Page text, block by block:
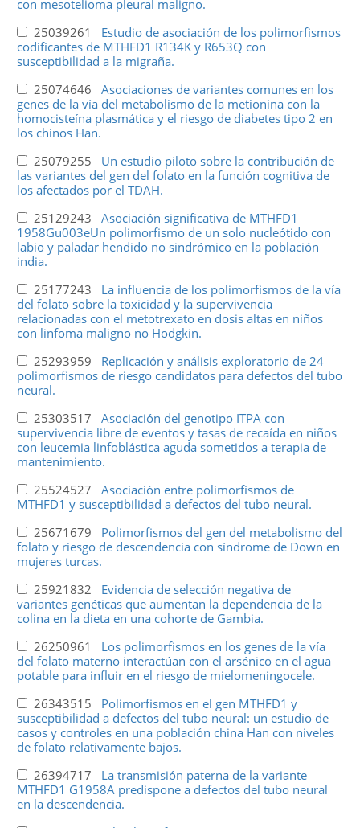
con mesotelioma pleural maligno.
25039261 Estudio de asociación de los polimorfismos
codificantes de MTHFD1 R134K y R653Q con
susceptibilidad a la migraña.
25074646 Asociaciones de variantes comunes en los
genes de la vía del metabolismo de la metionina con la
homocisteína plasmática y el riesgo de diabetes tipo 2 en
los chinos Han.
25079255 Un estudio piloto sobre la contribución de
las variantes del gen del folato en la función cognitiva de
los afectados por el TDAH.
25129243 Asociación significativa de MTHFD1
1958Gu003eUn polimorfismo de un solo nucleótido con
labio y paladar hendido no sindrómico en la población
india.
25177243 La influencia de los polimorfismos de la vía
del folato sobre la toxicidad y la supervivencia
relacionadas con el metotrexato en dosis altas en niños
con linfoma maligno no Hodgkin.
25293959 Replicación y análisis exploratorio de 24
polimorfismos de riesgo candidatos para defectos del tubo
neural.
25303517 Asociación del genotipo ITPA con
supervivencia libre de eventos y tasas de recaída en niños
con leucemia linfoblástica aguda sometidos a terapia de
mantenimiento.
25524527 Asociación entre polimorfismos de
MTHFD1 y susceptibilidad a defectos del tubo neural.
25671679 Polimorfismos del gen del metabolismo del
folato y riesgo de descendencia con síndrome de Down en
mujeres turcas.
25921832 Evidencia de selección negativa de
variantes genéticas que aumentan la dependencia de la
colina en la dieta en una cohorte de Gambia.
26250961 Los polimorfismos en los genes de la vía
del folato materno interactúan con el arsénico en el agua
potable para influir en el riesgo de mielomeningocele.
26343515 Polimorfismos en el gen MTHFD1 y
susceptibilidad a defectos del tubo neural: un estudio de
casos y controles en una población china Han con niveles
de folato relativamente bajos.
26394717 La transmisión paterna de la variante
MTHFD1 G1958A predispone a defectos del tubo neural
en la descendencia.